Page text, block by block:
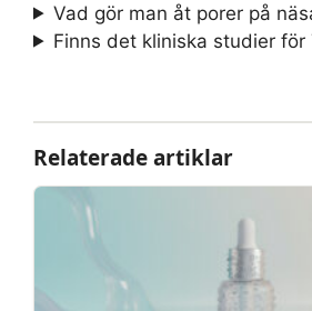
Vad gör man åt porer på
Finns det kliniska studier för
Relaterade artiklar